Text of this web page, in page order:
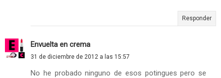
Responder
Envuelta en crema
31 de diciembre de 2012 a las 15:57
No he probado ninguno de esos potingues pero se